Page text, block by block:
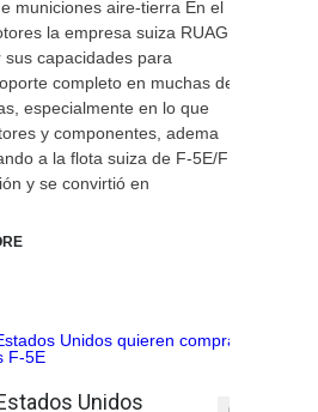
municiones aire-tierra En el
la empresa suiza RUAG
capacidades para
completo en muchas de
especialmente en lo que
y componentes, adema
a la flota suiza de F-5E/F
y se convirtió en
Unidos